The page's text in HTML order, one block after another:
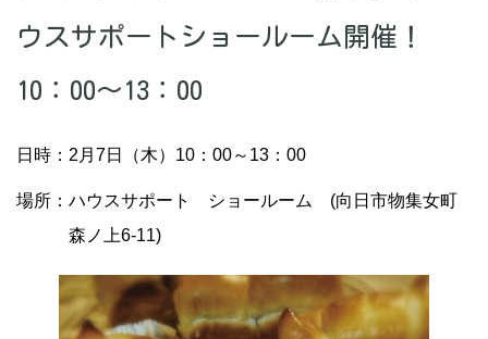
ウスサポートショールーム開催！
10：00～13：00
日時：2月7日（木）10：00～13：00
場所：ハウスサポート ショールーム (向日市物集女町
森ノ上6-11)